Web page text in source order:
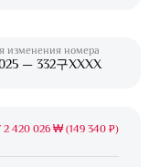
изменения номера
— 332구XXXX
2 420 026 ₩ (149 340 ₽)